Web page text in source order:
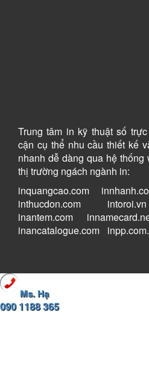
Trung tâm in kỹ thuật số
cận cụ thể nhu cầu thiết kế
nhanh dễ dàng qua hệ thống
thị trường ngách ngành in:
inquangcao.com
inthucdon.com
intoroi.vn
inantem.com
inancatalogue.com
Ms. Hạ
090 1188 365